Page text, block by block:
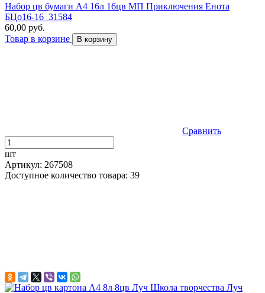
Набор цв бумаги А4 16л 16цв МП Приключения Енота
БЦо16-16_31584
60,00 руб.
Товар в корзине
В корзину
Сравнить
шт
Артикул: 267508
Доступное количество товара: 39